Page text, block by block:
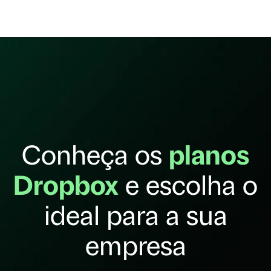
Conheça os planos
Dropbox e escolha o
ideal para a sua
empresa